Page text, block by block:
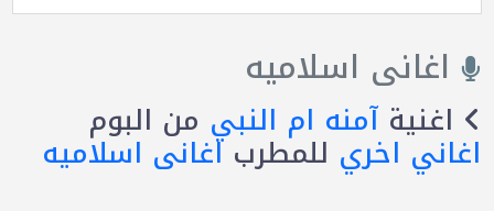
اغانى اسلاميه
اغنيةآمنه ام النبي من البوم
اغاني اخري للمطرباغانى اسلاميه